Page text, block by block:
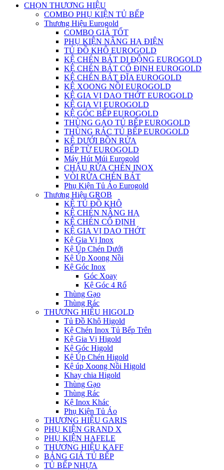
CHỌN THƯƠNG HIỆU
COMBO PHỤ KIỆN TỦ BẾP
Thương Hiệu Eurogold
COMBO GIÁ TỐT
PHỤ KIỆN NÂNG HẠ ĐIỆN
TỦ ĐỒ KHÔ EUROGOLD
KỆ CHÉN BÁT DI ĐỘNG EUROGOLD
KỆ CHÉN BÁT CỐ ĐỊNH EUROGOLD
KỆ CHÉN BÁT ĐĨA EUROGOLD
KỆ XOONG NỒI EUROGOLD
KỆ GIA VỊ DAO THỚT EUROGOLD
KỆ GIA VỊ EUROGOLD
KỆ GÓC BẾP EUROGOLD
THÙNG GẠO TỦ BẾP EUROGOLD
THÙNG RÁC TỦ BẾP EUROGOLD
KỆ DƯỚI BỒN RỬA
BẾP TỪ EUROGOLD
Máy Hút Múi Eurogold
CHẬU RỬA CHÉN INOX
VÒI RỬA CHÉN BÁT
Phụ Kiện Tủ Áo Eurogold
Thương Hiệu GROB
KỆ TỦ ĐỒ KHÔ
KỆ CHÉN NÂNG HẠ
KỆ CHÉN CỐ ĐỊNH
KỆ GIA VỊ DAO THỚT
Kệ Gia Vị Inox
Kệ Úp Chén Dưới
Kệ Úp Xoong Nồi
Kệ Góc Inox
Góc Xoay
Kệ Góc 4 Rổ
Thùng Gạo
Thùng Rác
THƯƠNG HIỆU HIGOLD
Tủ Đồ Khô Higold
Kệ Chén Inox Tủ Bếp Trên
Kệ Gia Vị Higold
Kệ Góc Higold
Kệ Úp Chén Higold
Kệ úp Xoong Nồi Higold
Khay chia Higold
Thùng Gạo
Thùng Rác
Kệ Inox Khác
Phụ Kiện Tủ Áo
THƯƠNG HIỆU GARIS
PHỤ KIỆN GRAND X
PHỤ KIỆN HAFELE
THƯƠNG HIỆU KAFF
BẢNG GIÁ TỦ BẾP
TỦ BẾP NHỰA